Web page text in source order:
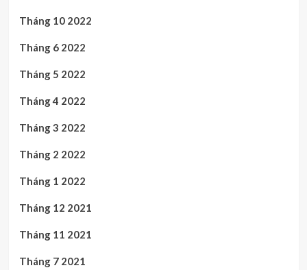
Tháng 10 2022
Tháng 6 2022
Tháng 5 2022
Tháng 4 2022
Tháng 3 2022
Tháng 2 2022
Tháng 1 2022
Tháng 12 2021
Tháng 11 2021
Tháng 7 2021